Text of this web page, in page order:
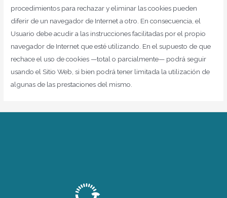
procedimientos para rechazar y eliminar las cookies pueden
diferir de un navegador de Internet a otro. En consecuencia, el
Usuario debe acudir a las instrucciones facilitadas por el propio
navegador de Internet que esté utilizando. En el supuesto de que
rechace el uso de cookies —total o parcialmente— podrá seguir
usando el Sitio Web, si bien podrá tener limitada la utilización de
algunas de las prestaciones del mismo.